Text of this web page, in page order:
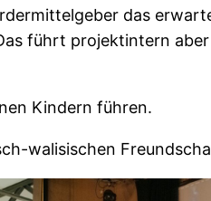
das
führt projektintern
Kindern führen.
walisischen